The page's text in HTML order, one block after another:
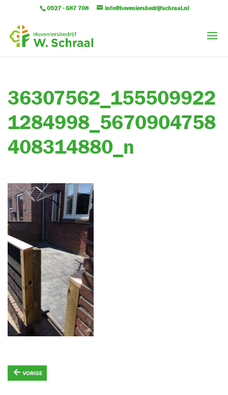
0527 - 687 708 info@hoveniersbedrijfschraal.nl
36307562_155509922
1284998_5670904758
408314880_n
← VORIGE